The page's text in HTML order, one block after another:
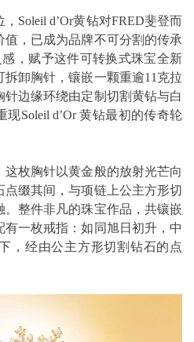
Soleil d’Or黄钻对FRED斐登而
，已成为品牌不可分割的传承
，赋予这件可转换式珠宝全新
卸胸针，镶嵌一颗重逾11克拉
边缘环绕由定制切割黄钻与白
Soleil d’Or 黄钻最初的传奇轮
枚胸针以黄金般的放射光芒向
点缀其间，与项链上公主方形切
整件非凡的珠宝作品，共镶嵌
一枚戒指：如同旭日初升，中
，经由公主方形切割钻石的点